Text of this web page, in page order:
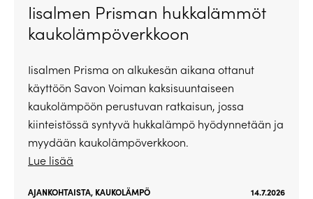
Iisalmen Prisman hukkalämmöt
kaukolämpöverkkoon
Iisalmen Prisma on alkukesän aikana ottanut
käyttöön Savon Voiman kaksisuuntaiseen
kaukolämpöön perustuvan ratkaisun, jossa
kiinteistössä syntyvä hukkalämpö hyödynnetään ja
myydään kaukolämpöverkkoon.
Lue lisää
AJANKOHTAISTA, KAUKOLÄMPÖ 14.7.2026